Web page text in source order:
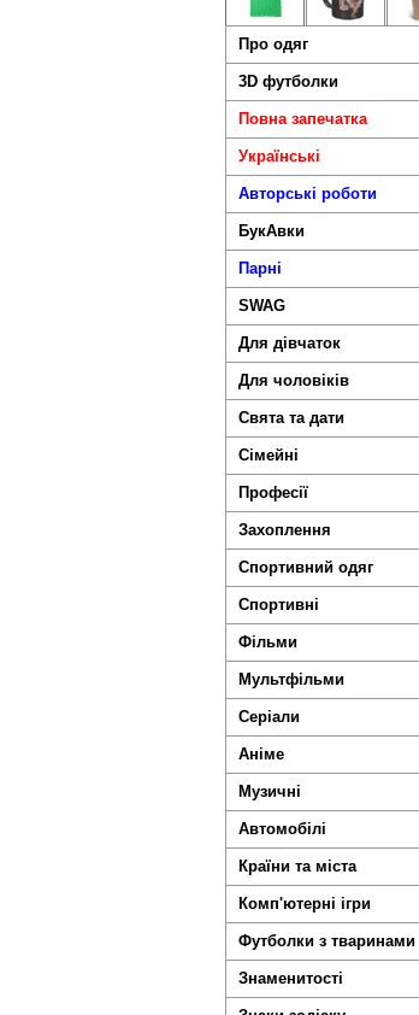
Про одяг
3D футболки
Повна запечатка
Українські
Авторські роботи
БукАвки
Парні
SWAG
Для дівчаток
Для чоловіків
Свята та дати
Сімейні
Професії
Захоплення
Спортивний одяг
Спортивні
Фільми
Мультфільми
Серіали
Аніме
Музичні
Автомобілі
Країни та міста
Комп'ютерні ігри
Футболки з тваринами
Знаменитості